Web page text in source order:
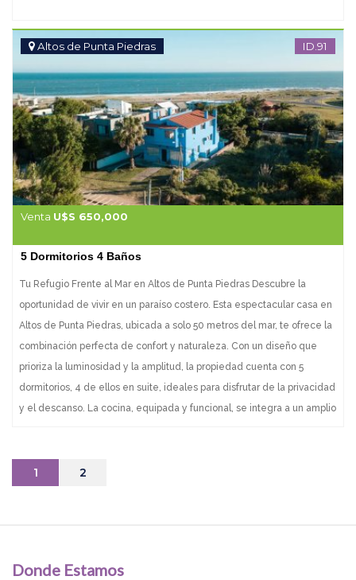
Altos de Punta Piedras ID.91
Venta U$S 650,000
5 Dormitorios 4 Baños
Tu Refugio Frente al Mar en Altos de Punta Piedras Descubre la
oportunidad de vivir en un paraíso costero. Esta espectacular casa en
Altos de Punta Piedras, ubicada a solo 50 metros del mar, te ofrece la
combinación perfecta de confort y naturaleza. Con un diseño que
prioriza la luminosidad y la amplitud, la propiedad cuenta con 5
dormitorios, 4 de ellos en suite, ideales para disfrutar de la privacidad
y el descanso. La cocina, equipada y funcional, se integra a un amplio
y con una construcción de 250 m², cada rincón de esta casa ha sido
privilegiado de Manantiales. ¡Tu hogar frente al mar te espera!
1 2
Donde Estamos